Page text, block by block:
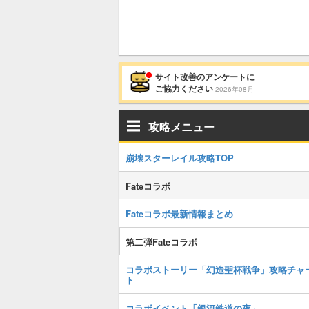
サイト改善のアンケートに
ご協力ください 2026年08月
攻略メニュー
崩壊スターレイル攻略TOP
Fateコラボ
Fateコラボ最新情報まとめ
第二弾Fateコラボ
コラボストーリー「幻造聖杯戦争」攻略チャ
ト